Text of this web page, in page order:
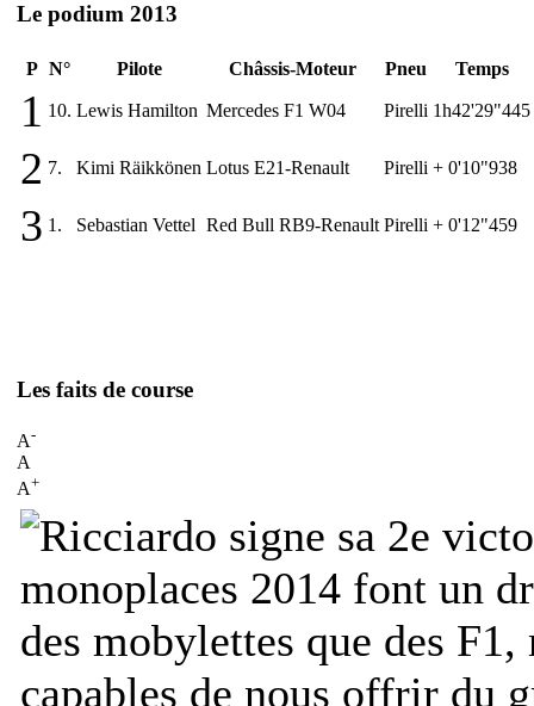
Le podium 2013
P N° Pilote Châssis-Moteur Pneu Temps
1 10. Lewis Hamilton Mercedes F1 W04 Pirelli 1h42'29"445
2 7. Kimi Räikkönen Lotus E21-Renault Pirelli + 0'10"938
3 1. Sebastian Vettel Red Bull RB9-Renault Pirelli + 0'12"459
Les faits de course
A-
A
A+
monoplaces 2014 font un
des mobylettes que des
capables de nous offrir du